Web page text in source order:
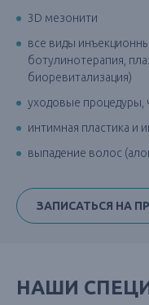
3D мезонити
все виды
ботулинотерапия,
биоревитализация)
уходовые процедуры,
интимная пластика
выпадение волос
ЗАПИСАТЬСЯ НА
НАШИ